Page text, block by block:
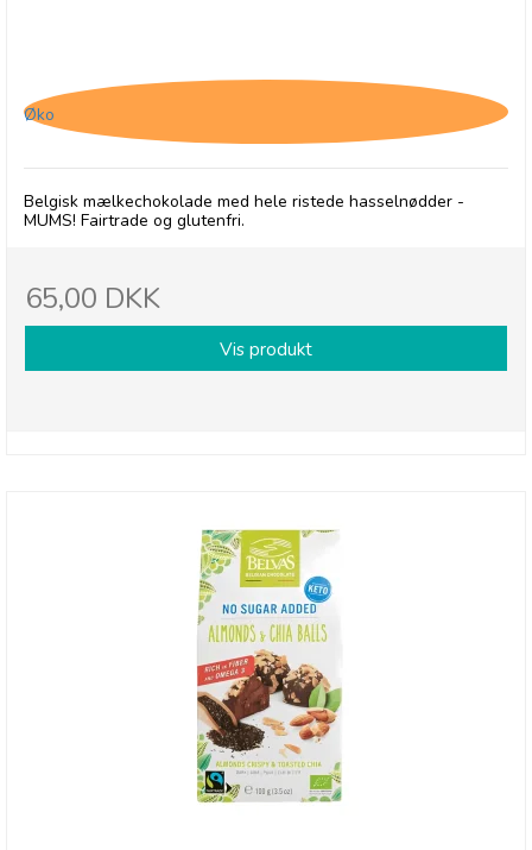
Øko
Belgisk mælkechokolade med hele ristede hasselnødder -
MUMS! Fairtrade og glutenfri.
65,00 DKK
Vis produkt